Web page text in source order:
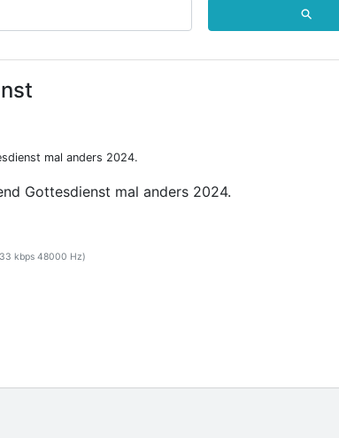
⚲
mal anders 2024.
Gottesdienst mal anders 2024.
kbps 48000 Hz)